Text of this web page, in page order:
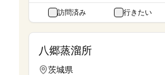
訪問済み 行きたい
八郷蒸溜所
茨城県